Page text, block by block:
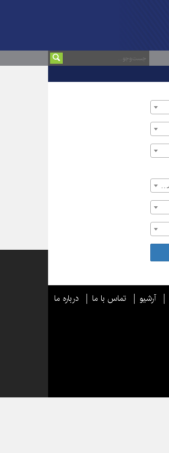
سازمان‎ها > سازمان آتش‌نشانی و خدمات ایمنی
آرشیو تماس با ما درباره ما